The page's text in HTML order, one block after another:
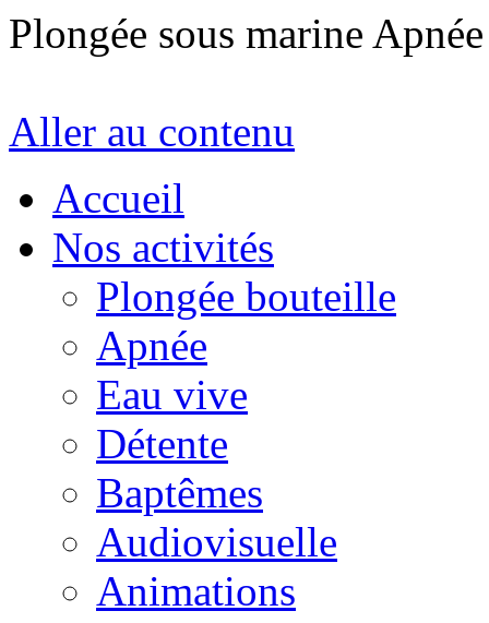
Plongée sous marine
Aller au contenu
Accueil
Nos activités
Plongée bouteille
Apnée
Eau vive
Détente
Baptêmes
Audiovisuelle
Animations